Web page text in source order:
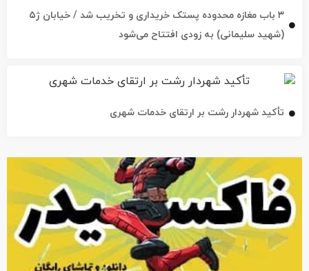
تأکید شهردار رشت بر ارتقای خدمات شهری